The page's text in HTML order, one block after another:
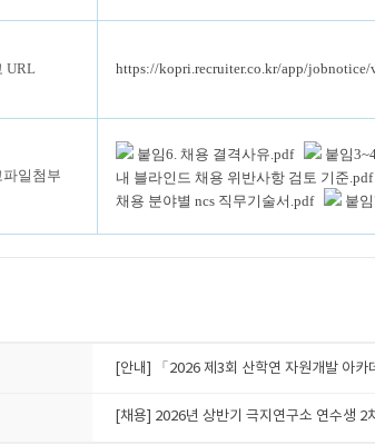
URL https://kopri.recruiter.co.kr/app/
파일첨부
붙임6. 채용 결격사유.pdf 붙임
내 블라인드 채용 위반사항 검토 기준.pdf
채용 분야별 ncs 직무기술서.pdf
붙
[안내] 「2026 제3회 산학연 자원개발 아카
[채용] 2026년 상반기 극지연구소 연수생 2